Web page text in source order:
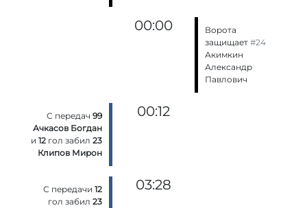
00:00
Ворота
защищает #24
Акимкин
Александр
Павлович
С передач99
Ачкасов Богдан
и12 гол забил23
Клипов Мирон
00:12
С передачи12
гол забил23
03:28